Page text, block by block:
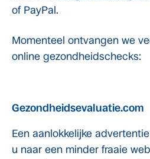
of PayPal.
Momenteel ontvangen we
online gezondheidschecks:
Gezondheidsevaluatie.com
Een aanlokkelijke
u naar een minder fraaie